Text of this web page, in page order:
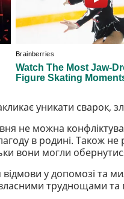
уникати сварок,
не можна
в родині. Також
вони могли
у допомозі та
труднощами